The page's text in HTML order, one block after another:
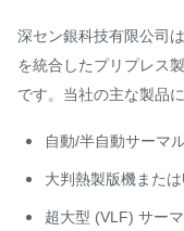
深セン銀科技有限公司
を統合したプリプレス
です。当社の主な製品
自動/半自動サーマ
大判熱製版機また
超大型 (VLF) サー